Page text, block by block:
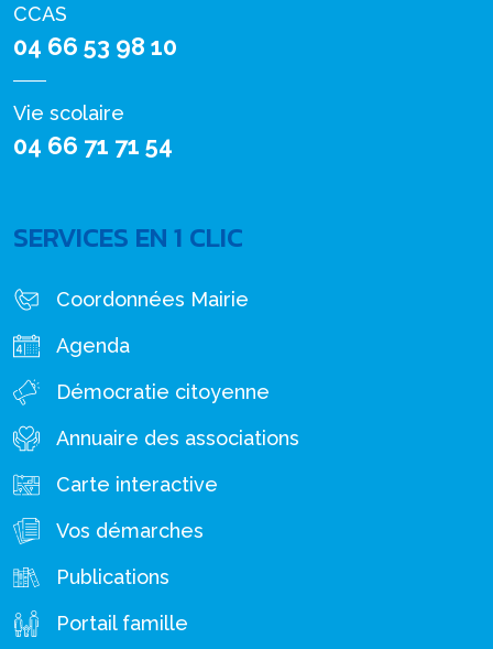
CCAS
04 66 53 98 10
Vie scolaire
04 66 71 71 54
SERVICES EN 1 CLIC
Coordonnées Mairie
Agenda
Démocratie citoyenne
Annuaire des associations
Carte interactive
Vos démarches
Publications
Portail famille